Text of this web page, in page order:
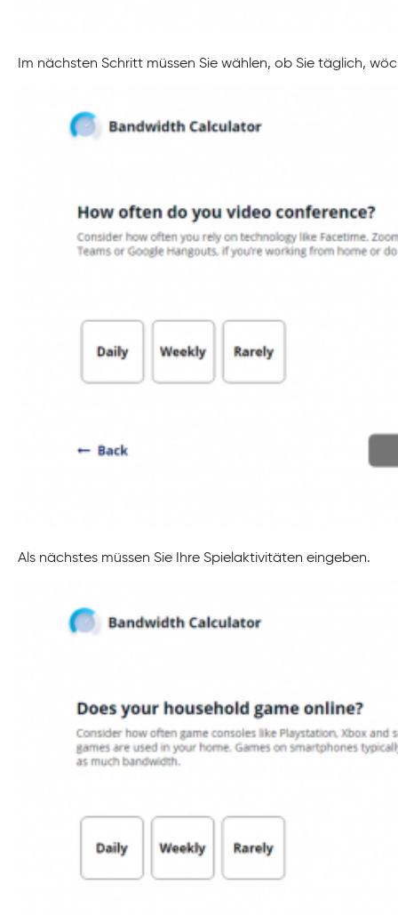
Im nächsten Schritt müssen Sie wählen, ob Sie täglich,
Als nächstes müssen Sie Ihre Spielaktivitäten eingeben.